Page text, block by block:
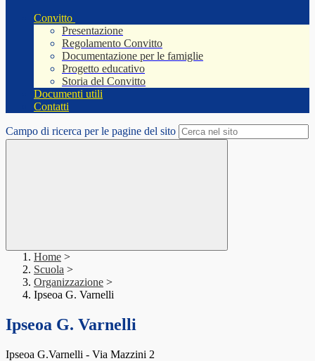
Convitto
Presentazione
Regolamento Convitto
Documentazione per le famiglie
Progetto educativo
Storia del Convitto
Documenti utili
Contatti
Campo di ricerca per le pagine del sito
Home >
Scuola >
Organizzazione >
Ipseoa G. Varnelli
Ipseoa G. Varnelli
Ipseoa G.Varnelli - Via Mazzini 2